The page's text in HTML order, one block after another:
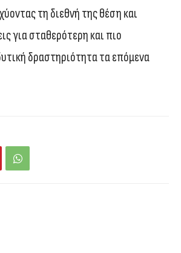
τη διεθνή της θέση και
για σταθερότερη και πιο
δραστηριότητα τα επόμενα